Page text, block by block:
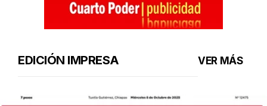
EDICIÓN IMPRESA VER MÁS